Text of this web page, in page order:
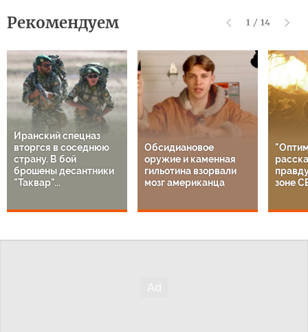
Рекомендуем 1 / 14
Иранский спецназ
вторгся в соседнюю
страну. В бой
брошены десантники
"Таквар"...
Обсидиановое
оружие и каменная
гильотина взорвали
мозг американца
зоне